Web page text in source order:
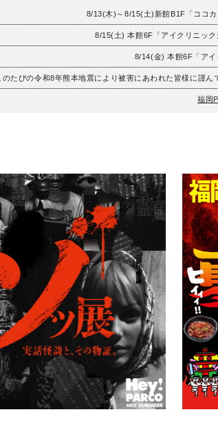
8/13(木)～8/15(土)新館B1F「ココ
8/15(土) 本館6F「アイクリニッ
8/14(金) 本館6F「ア
のたびの令和8年熊本地震により被害にあわれた皆様に謹
福岡